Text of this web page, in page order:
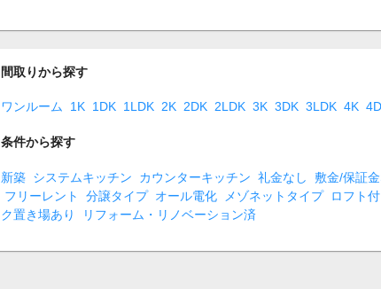
間取りから探す
ワンルーム 1K 1DK 1LDK 2K 2DK 2LDK 3K 3DK 3LDK 4K
条件から探す
新築 システムキッチン カウンターキッチン 礼金なし 敷金/保証
フリーレント
分譲タイプ オール電化 メゾネットタイプ ロフト付
ク置き場あり
リフォーム・リノベーション済